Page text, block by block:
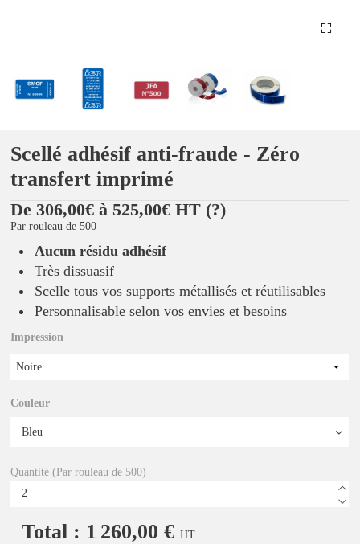
Scellé adhésif anti-fraude - Zéro
transfert imprimé
De 306,00€ à 525,00€ HT (?)
Par rouleau de 500
Aucun résidu adhésif
Très dissuasif
Scelle tous vos supports métallisés et réutilisables
Personnalisable selon vos envies et besoins
Impression
Noire
Couleur
Quantité (Par rouleau de 500)
Total : 1 260,00 € HT